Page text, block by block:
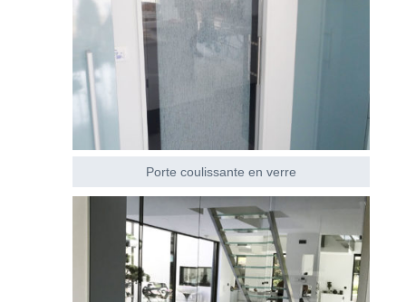
Porte coulissante en verre